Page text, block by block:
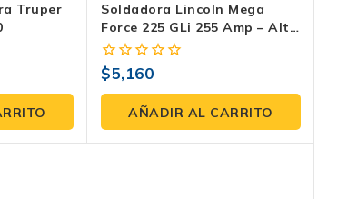
Truper
Soldadora Lincoln Mega
Force 225 GLi 255 Amp – Alta
Eficiencia Y Tecnología IGBT
0
fuera
5
$5,160
AÑADIR AL CARRITO